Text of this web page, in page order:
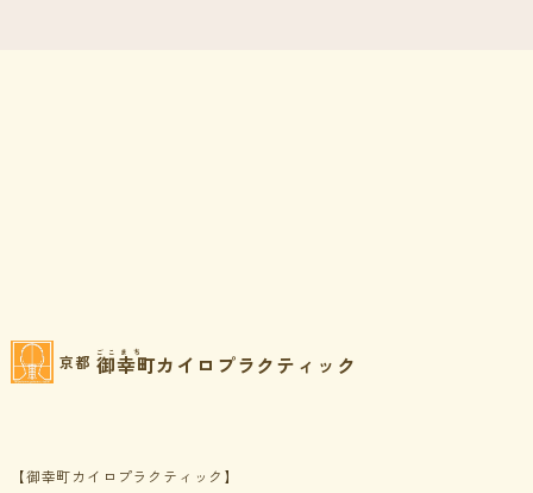
京都 ごこまち
御幸町カイロプラクティック
【御幸町カイロプラクティック】